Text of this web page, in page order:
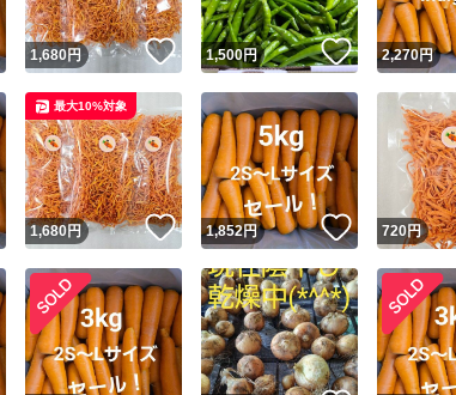
いいね！
1,680円 いいね！
1,500円 いいね！
2,270円
いいね！
1,680円 いいね！
最大10%対象
1,852円 いいね！
720円